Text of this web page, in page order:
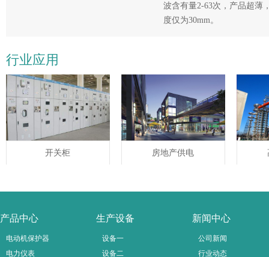
波含有量2-63次，产品超薄
度仅为30mm。
行业应用
开关柜 房地产供电
产品中心
电动机保护器
电力仪表
生产设备
设备一
设备二
新闻中心
公司新闻
行业动态